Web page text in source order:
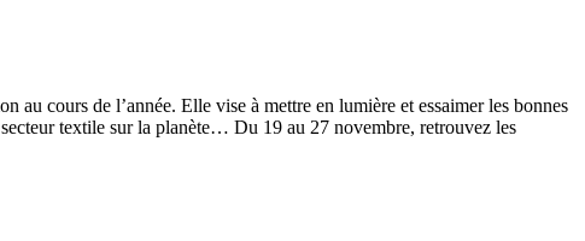
cours de l’année. Elle vise à mettre en lumière et essaimer les bonnes
textile sur la planète… Du 19 au 27 novembre, retrouvez les